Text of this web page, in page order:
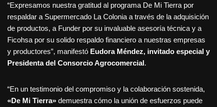
“Expresamos nuestra gratitud al programa De Mi Tierra por
respaldar a Supermercado La Colonia a través de la adquisición
de productos, a Funder por su invaluable asesoría técnica y a
Ficohsa por su solido respaldo financiero a nuestras empresas
y productores”, manifestó Eudora Méndez, invitado especial y
Presidenta del Consorcio Agrocomercial.
“En un testimonio del compromiso y la colaboración sostenida,
«De Mi Tierra» demuestra cómo la unión de esfuerzos puede